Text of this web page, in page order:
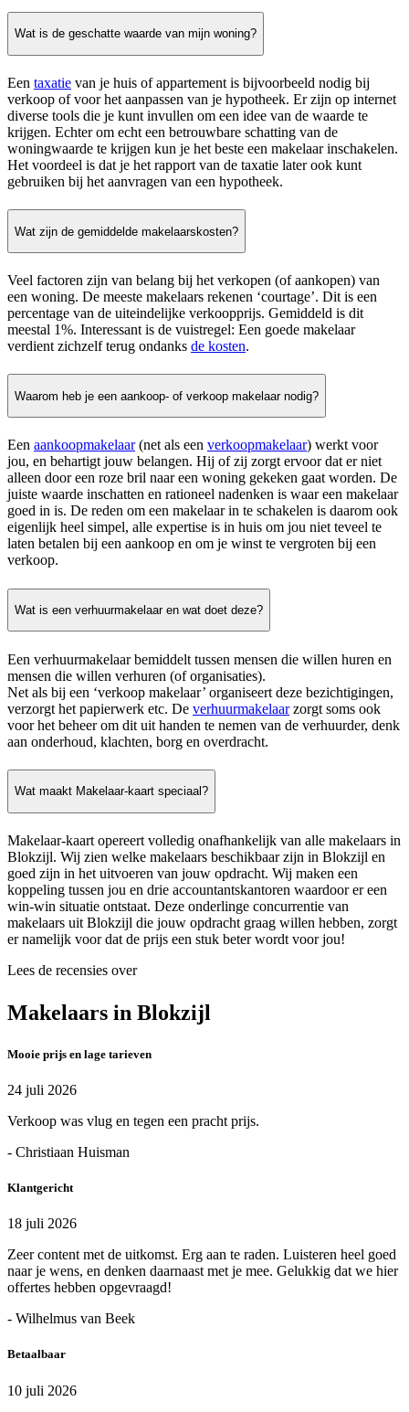
Wat is de geschatte waarde van mijn woning?
Een taxatie van je huis of appartement is bijvoorbeeld nodig bij
verkoop of voor het aanpassen van je hypotheek. Er zijn op internet
diverse tools die je kunt invullen om een idee van de waarde te
krijgen. Echter om echt een betrouwbare schatting van de
woningwaarde te krijgen kun je het beste een makelaar inschakelen.
Het voordeel is dat je het rapport van de taxatie later ook kunt
gebruiken bij het aanvragen van een hypotheek.
Wat zijn de gemiddelde makelaarskosten?
Veel factoren zijn van belang bij het verkopen (of aankopen) van
een woning. De meeste makelaars rekenen ‘courtage’. Dit is een
percentage van de uiteindelijke verkoopprijs. Gemiddeld is dit
meestal 1%. Interessant is de vuistregel: Een goede makelaar
verdient zichzelf terug ondanks de kosten.
Waarom heb je een aankoop- of verkoop makelaar nodig?
Een aankoopmakelaar(net als een verkoopmakelaar) werkt voor
jou, en behartigt jouw belangen. Hij of zij zorgt ervoor dat er niet
alleen door een roze bril naar een woning gekeken gaat worden. De
juiste waarde inschatten en rationeel nadenken is waar een makelaar
goed in is. De reden om een makelaar in te schakelen is daarom ook
eigenlijk heel simpel, alle expertise is in huis om jou niet teveel te
laten betalen bij een aankoop en om je winst te vergroten bij een
verkoop.
Wat is een verhuurmakelaar en wat doet deze?
Een verhuurmakelaar bemiddelt tussen mensen die willen huren en
mensen die willen verhuren (of organisaties).
Net als bij een ‘verkoop makelaar’ organiseert deze bezichtigingen,
verzorgt het papierwerk etc. De verhuurmakelaarzorgt soms ook
voor het beheer om dit uit handen te nemen van de verhuurder, denk
aan onderhoud, klachten, borg en overdracht.
Wat maakt Makelaar-kaart speciaal?
Makelaar-kaart opereert volledig onafhankelijk van alle makelaars in
Blokzijl. Wij zien welke makelaars beschikbaar zijn in Blokzijl en
goed zijn in het uitvoeren van jouw opdracht. Wij maken een
koppeling tussen jou en drie accountantskantoren waardoor er een
win-win situatie ontstaat. Deze onderlinge concurrentie van
makelaars uit Blokzijl die jouw opdracht graag willen hebben, zorgt
er namelijk voor dat de prijs een stuk beter wordt voor jou!
Lees de recensies over
Makelaars in Blokzijl
Mooie prijs en lage tarieven
24 juli 2026
Verkoop was vlug en tegen een pracht prijs.
- Christiaan Huisman
Klantgericht
18 juli 2026
Zeer content met de uitkomst. Erg aan te raden. Luisteren heel goed
naar je wens, en denken daarnaast met je mee. Gelukkig dat we hier
offertes hebben opgevraagd!
- Wilhelmus van Beek
Betaalbaar
10 juli 2026